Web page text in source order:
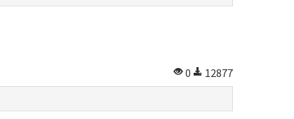
0
12877